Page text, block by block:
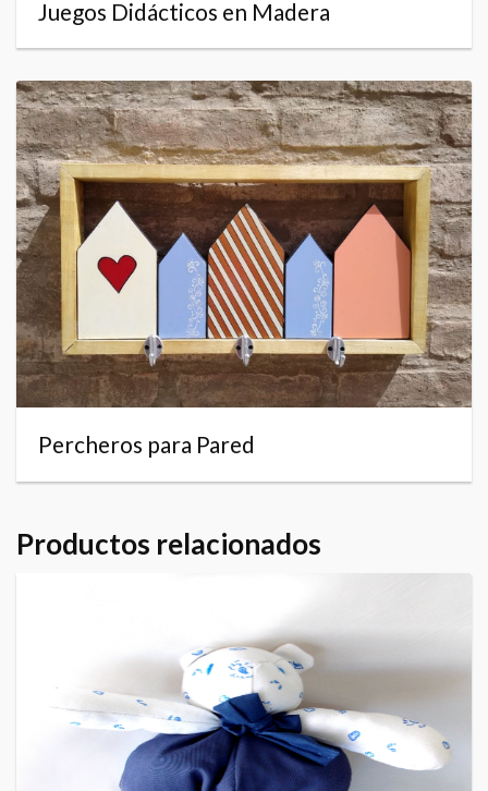
Juegos Didácticos en Madera
Percheros para Pared
Productos relacionados